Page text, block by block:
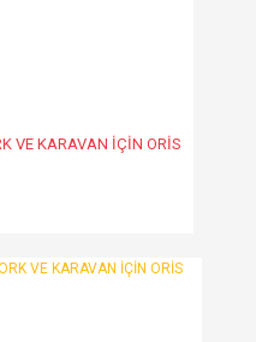
VE KARAVAN İÇİN ORİS